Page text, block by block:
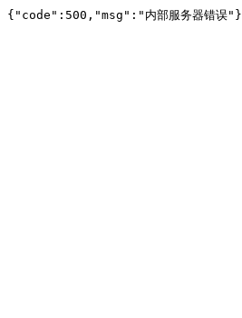
{"code":500,"msg":"内部服务器错误"}